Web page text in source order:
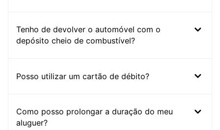
Tenho de devolver o automóvel com o
depósito cheio de combustível?
Posso utilizar um cartão de débito?
Como posso prolongar a duração do meu
aluguer?